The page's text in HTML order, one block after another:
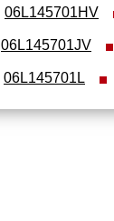
06L145701HV
06L145701JV
06L145701L